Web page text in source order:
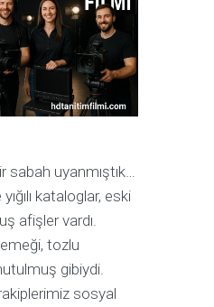
uyanmıştık…
kataloglar, eski
afişler vardı.
tozlu
gibiydi.
sosyal